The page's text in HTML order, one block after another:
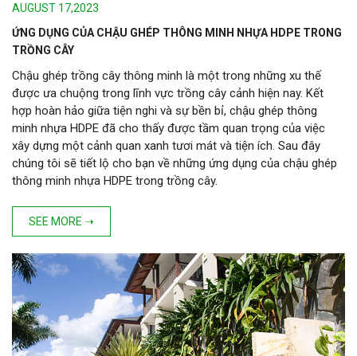
AUGUST 17,2023
ỨNG DỤNG CỦA CHẬU GHÉP THÔNG MINH NHỰA HDPE TRONG
TRỒNG CÂY
Chậu ghép trồng cây thông minh là một trong những xu thế
được ưa chuộng trong lĩnh vực trồng cây cảnh hiện nay. Kết
hợp hoàn hảo giữa tiện nghi và sự bền bỉ, chậu ghép thông
minh nhựa HDPE đã cho thấy được tầm quan trọng của việc
xây dựng một cảnh quan xanh tươi mát và tiện ích. Sau đây
chúng tôi sẽ tiết lộ cho bạn về những ứng dụng của chậu ghép
thông minh nhựa HDPE trong trồng cây.
SEE MORE ➝